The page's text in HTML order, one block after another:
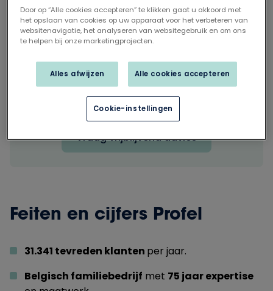
Gratis advies
Nieuwe ramen en deuren nodig? Wij helpen je
graag verder met het maken van de juiste
keuze.
Vraag vrijblijvend advies
Feiten en cijfers Profel
31.341 tevreden klanten per jaar.
Belgisch familiebedrijf met 75 jaar expertise
Door op “Alle cookies accepteren” te klikken gaat u akkoord met
het opslaan van cookies op uw apparaat voor het verbeteren van
websitenavigatie, het analyseren van websitegebruik en om ons
te helpen bij onze marketingprojecten.
Alles afwijzen Alle cookies accepteren
Cookie-instellingen